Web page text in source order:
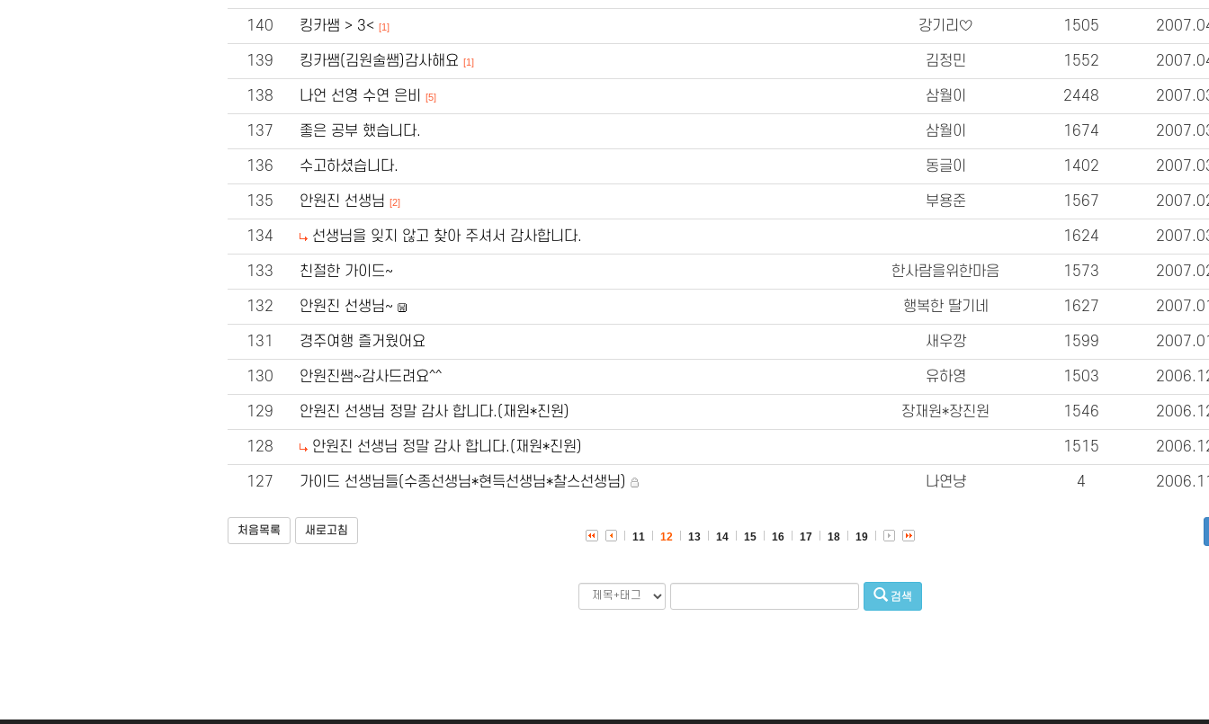
140 킹카쌤 > 3< [1] 강기리♡ 1505
139 킹카쌤(김원술쌤)감사해요 [1] 김정민 1552
138 나언 선영 수연 은비 [5] 삼월이 2448
137 좋은 공부 했습니다. 삼월이 1674
136 수고하셨습니다. 동글이 1402
135 안원진 선생님 [2] 부용준 1567
134 선생님을 잊지 않고 찾아 주셔서 감사합니다. 1624
133 친절한 가이드~ 한사람을위한마음 1573
132 안원진 선생님~ 행복한 딸기네 1627
131 경주여행 즐거웠어요 새우깡 1599
130 안원진쌤~감사드려요^^ 유하영 1503
129 안원진 선생님 정말 감사 합니다.(재원*진원) 장재원*장진원 1546
128 안원진 선생님 정말 감사 합니다.(재원*진원) 1515
127 가이드 선생님들(수종선생님*현득선생님*찰스선생님) 나연냥 4
처음목록 새로고침 11 12 13 14 15 16 17 18 19
검색